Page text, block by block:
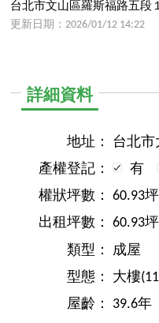
台北市文山區羅斯福路五段
更新日期：2026/01/12 14:22
詳細資料
地址：
台北市
產權登記：
有
權狀坪數：
60.93坪
出租坪數：
60.93坪
類型：
成屋
型態：
大樓
屋齡：
39.6年